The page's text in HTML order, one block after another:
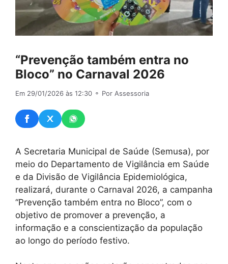
“Prevenção também entra no
Bloco” no Carnaval 2026
Em 29/01/2026 às 12:30 ⚬ Por Assessoria
A Secretaria Municipal de Saúde (Semusa), por
meio do Departamento de Vigilância em Saúde
e da Divisão de Vigilância Epidemiológica,
realizará, durante o Carnaval 2026, a campanha
“Prevenção também entra no Bloco”, com o
objetivo de promover a prevenção, a
informação e a conscientização da população
ao longo do período festivo.